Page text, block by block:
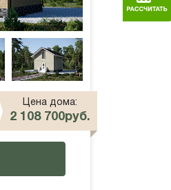
Цена дома:
2 108 700руб.